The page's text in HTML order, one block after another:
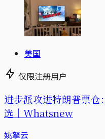
美国
仅限注册用户
进步派攻进特朗普票
选｜Whatsnew
姚拏云